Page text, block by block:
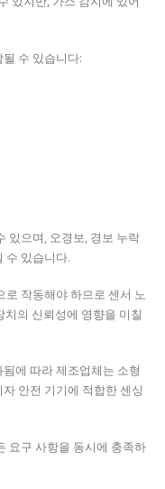
수 있습니다:
있으며, 오경보, 경보 누락
수 있습니다.
로 작동해야 하므로 센서 노
의 신뢰성에 영향을 미칠
에 따라 제조업체는 소형
안전 기기에 적합한 센싱
요구 사항을 동시에 충족하